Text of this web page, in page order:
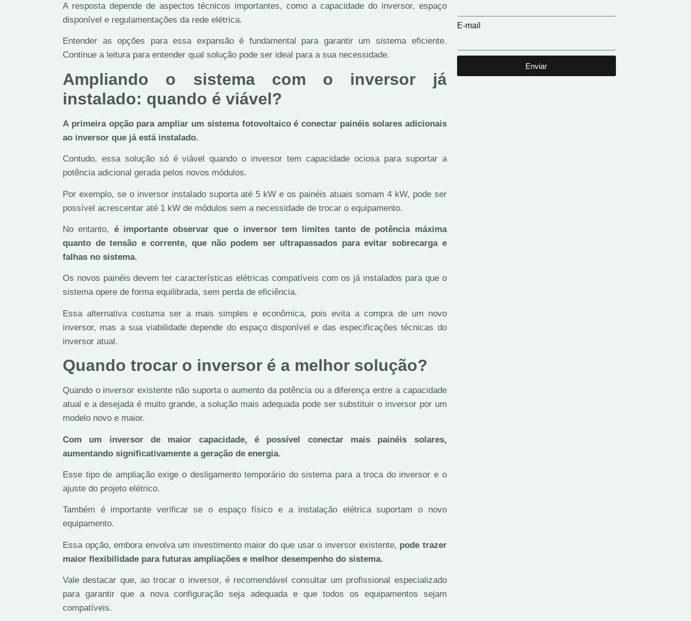
A resposta depende de aspectos técnicos importantes, como a capacidade do inversor, espaço
disponível e regulamentações da rede elétrica.
Entender as opções para essa expansão é fundamental para garantir um sistema eficiente.
Continue a leitura para entender qual solução pode ser ideal para a sua necessidade.
Ampliando o sistema com o inversor já
instalado: quando é viável?
A primeira opção para ampliar um sistema fotovoltaico é conectar painéis solares adicionais
ao inversor que já está instalado.
Contudo, essa solução só é viável quando o inversor tem capacidade ociosa para suportar a
potência adicional gerada pelos novos módulos.
Por exemplo, se o inversor instalado suporta até 5 kW e os painéis atuais somam 4 kW, pode ser
possível acrescentar até 1 kW de módulos sem a necessidade de trocar o equipamento.
No entanto, é importante observar que o inversor tem limites tanto de potência máxima
quanto de tensão e corrente, que não podem ser ultrapassados para evitar sobrecarga e
falhas no sistema.
Os novos painéis devem ter características elétricas compatíveis com os já instalados para que o
sistema opere de forma equilibrada, sem perda de eficiência.
Essa alternativa costuma ser a mais simples e econômica, pois evita a compra de um novo
inversor, mas a sua viabilidade depende do espaço disponível e das especificações técnicas do
inversor atual.
Quando trocar o inversor é a melhor solução?
Quando o inversor existente não suporta o aumento da potência ou a diferença entre a capacidade
atual e a desejada é muito grande, a solução mais adequada pode ser substituir o inversor por um
modelo novo e maior.
Com um inversor de maior capacidade, é possível conectar mais painéis solares,
aumentando significativamente a geração de energia.
Esse tipo de ampliação exige o desligamento temporário do sistema para a troca do inversor e o
ajuste do projeto elétrico.
Também é importante verificar se o espaço físico e a instalação elétrica suportam o novo
equipamento.
Essa opção, embora envolva um investimento maior do que usar o inversor existente, pode trazer
maior flexibilidade para futuras ampliações e melhor desempenho do sistema.
Vale destacar que, ao trocar o inversor, é recomendável consultar um profissional especializado
para garantir que a nova configuração seja adequada e que todos os equipamentos sejam
compatíveis.
E-mail
Enviar